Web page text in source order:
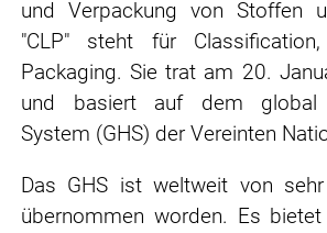
und Verpackung von Stoffen
"CLP" steht für
Packaging. Sie trat am 20.
und basiert auf dem global
System (GHS) der Vereinten
Das GHS ist weltweit von
übernommen worden. Es bietet